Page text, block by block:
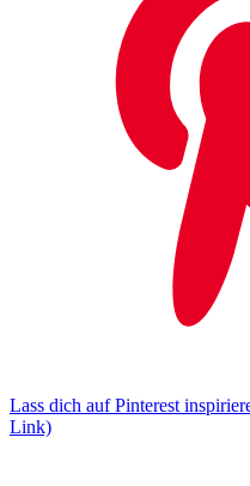
Lass dich auf Pinterest
Link)